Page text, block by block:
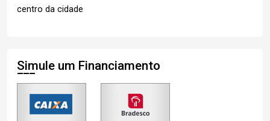
centro da cidade
Simule um Financiamento